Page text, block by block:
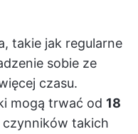
takie jak regularne
sobie ze
czasu.
mogą trwać od 18
takich